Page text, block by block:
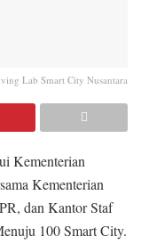
Lab Smart City Nusantara
Kementerian
Kementerian
dan Kantor Staf
100 Smart City.